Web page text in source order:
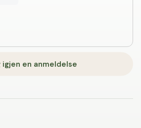
igjen en anmeldelse